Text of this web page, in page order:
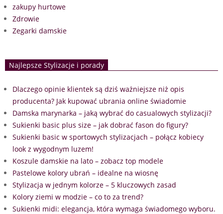
zakupy hurtowe
Zdrowie
Zegarki damskie
Najlepsze Stylizacje i porady
Dlaczego opinie klientek są dziś ważniejsze niż opis
producenta? Jak kupować ubrania online świadomie
Damska marynarka – jaką wybrać do casualowych stylizacji?
Sukienki basic plus size – jak dobrać fason do figury?
Sukienki basic w sportowych stylizacjach – połącz kobiecy
look z wygodnym luzem!
Koszule damskie na lato – zobacz top modele
Pastelowe kolory ubrań – idealne na wiosnę
Stylizacja w jednym kolorze – 5 kluczowych zasad
Kolory ziemi w modzie – co to za trend?
Sukienki midi: elegancja, która wymaga świadomego wyboru.